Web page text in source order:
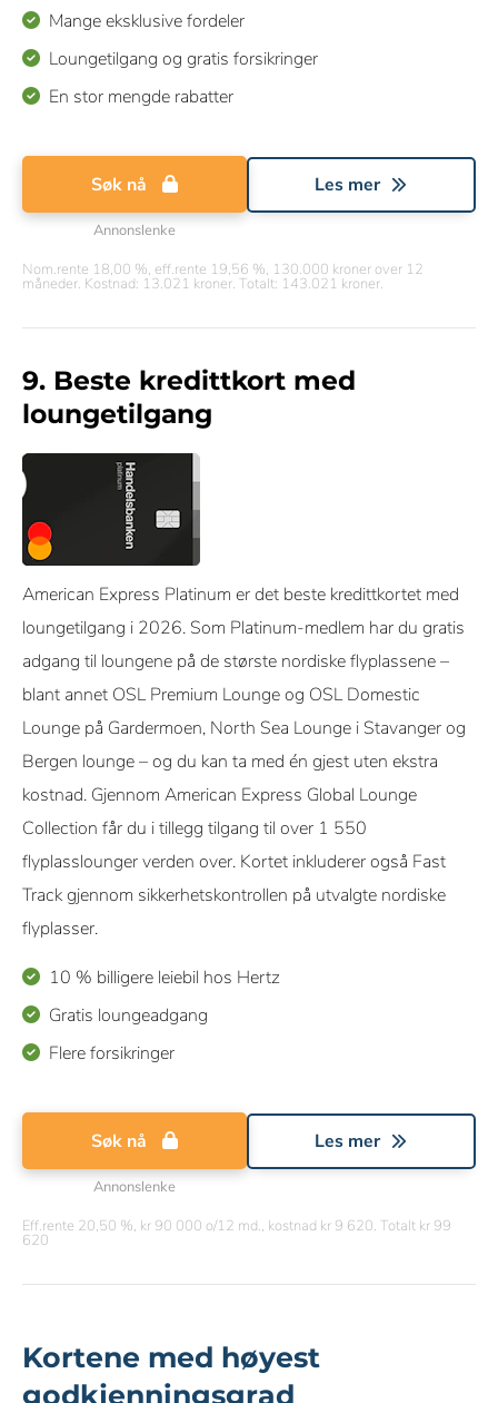
Mange eksklusive fordeler
Loungetilgang og gratis forsikringer
En stor mengde rabatter
Søk nå
Annonslenke
Les mer
Nom.rente 18,00 %, eff.rente 19,56 %, 130.000 kroner over 12
måneder. Kostnad: 13.021 kroner. Totalt: 143.021 kroner.
9. Beste kredittkort med
loungetilgang
American Express Platinum er det beste kredittkortet med
loungetilgang i 2026. Som Platinum-medlem har du gratis
adgang til loungene på de største nordiske flyplassene –
blant annet OSL Premium Lounge og OSL Domestic
Lounge på Gardermoen, North Sea Lounge i Stavanger og
Bergen lounge – og du kan ta med én gjest uten ekstra
kostnad. Gjennom American Express Global Lounge
Collection får du i tillegg tilgang til over 1 550
flyplasslounger verden over. Kortet inkluderer også Fast
Track gjennom sikkerhetskontrollen på utvalgte nordiske
flyplasser.
10 % billigere leiebil hos Hertz
Gratis loungeadgang
Flere forsikringer
Søk nå
Annonslenke
Les mer
Eff.rente 20,50 %, kr 90 000 o/12 md., kostnad kr 9 620. Totalt kr 99
620
Kortene med høyest
godkjenningsgrad